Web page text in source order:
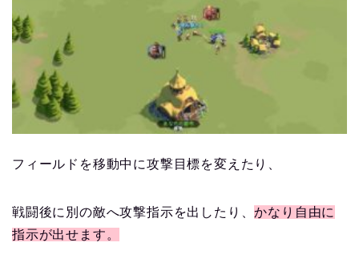
フィールドを移動中に攻撃目標を変えたり、
戦闘後に別の敵へ攻撃指示を出したり、かなり自由に
指示が出せます。